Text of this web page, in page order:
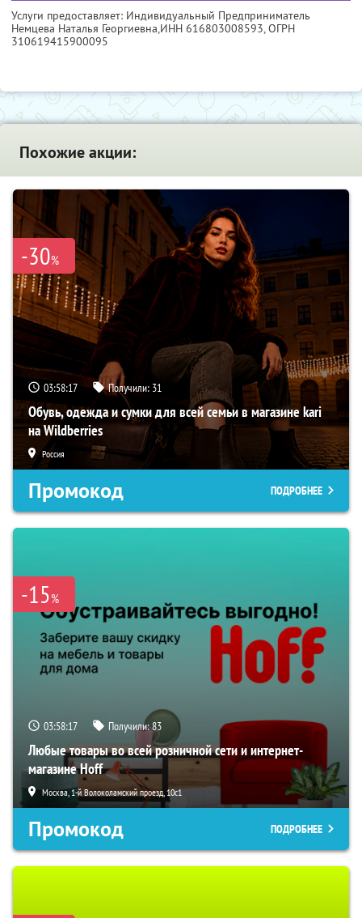
Услуги предоставляет: Индивидуальный Предприниматель
Немцева Наталья Георгиевна,ИНН 616803008593, ОГРН
310619415900095
Похожие акции:
-30%
03:58:16 Получили: 31
Обувь, одежда и сумки для всей семьи в магазине kari
на Wildberries
Россия
Промокод ПОДРОБНЕЕ
-15%
03:58:16 Получили:83
Любые товары во всей розничной сети и интернет-
магазине Hoff
Москва, 1-й Волоколамский проезд, 10с1
Промокод ПОДРОБНЕЕ